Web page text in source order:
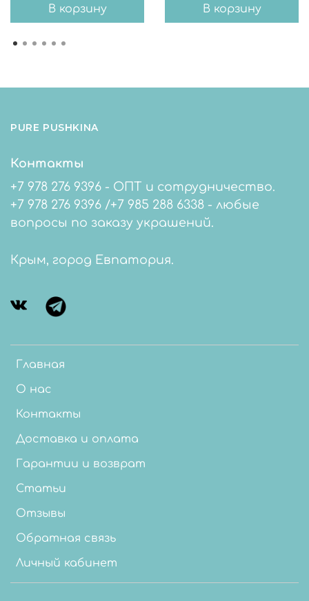
В корзину В корзину
PURE PUSHKINA
Главная
О нас
Контакты
Доставка и оплата
Гарантии и возврат
Статьи
Отзывы
Обратная связь
Личный кабинет
Контакты
+7 978 276 9396 - ОПТ и сотрудничество.
+7 978 276 9396 /+7 985 288 6338 - любые
вопросы по заказу украшений.
Крым, город Евпатория.